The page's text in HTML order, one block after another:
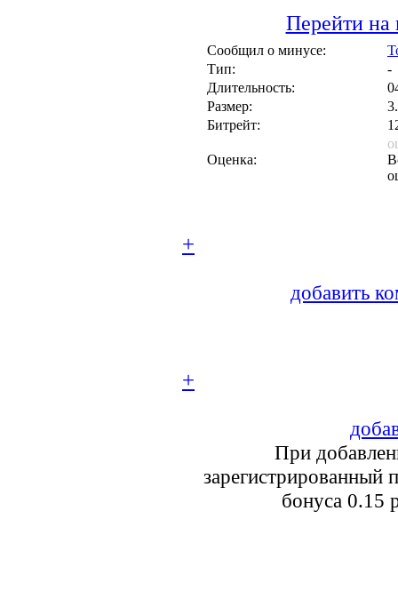
Перейти на
Сообщил о минусе:
Тип:
-
Длительность:
Размер:
Битрейт:
Оценка:
+
добавить
+
При
зарегистрированный
бонуса 0.15